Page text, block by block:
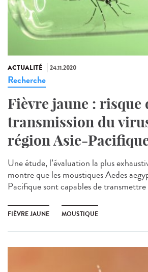
ACTUALITÉ 24.11.2020
Recherche
Fièvre jaune : risque
transmission du
région Asie-
Une étude, l’évaluation la plus
montre que les moustiques Aedes
Pacifique sont capables de transmettre
FIÈVRE JAUNE MOUSTIQUE